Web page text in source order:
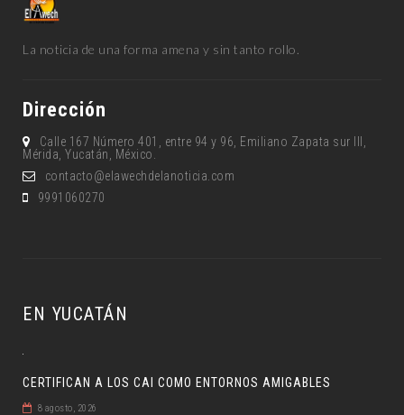
La noticia de una forma amena y sin tanto rollo.
Dirección
Calle 167 Número 401, entre 94 y 96, Emiliano Zapata sur lll,
Mérida, Yucatán, México.
contacto@elawechdelanoticia.com
9991060270
EN YUCATÁN
CERTIFICAN A LOS CAI COMO ENTORNOS AMIGABLES
8 agosto, 2026